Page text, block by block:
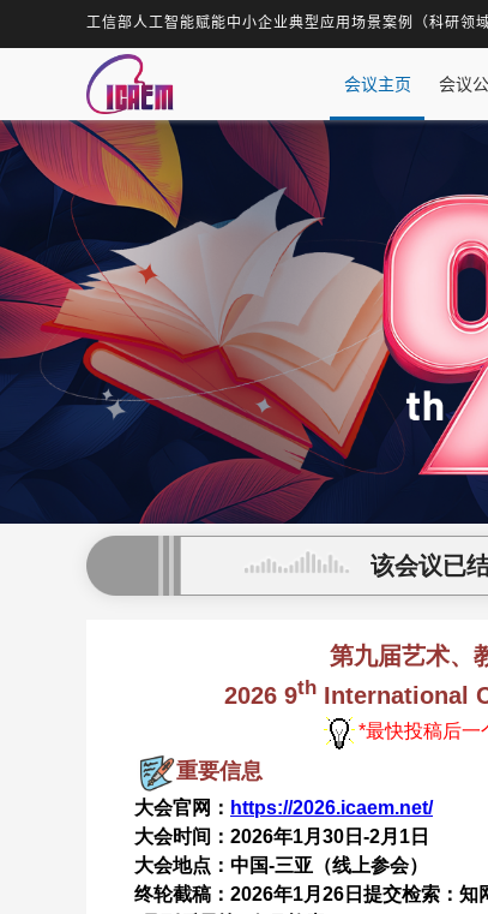
工信部人工智能赋能中小企业典型应用场景案例（科研领域
会议主页 会议
该会议已
第九届艺术、
2026 9thInternational
*最快投稿后一
重要信息
大会官网： https://2026.icaem.net/
大会时间：2026年1月30日-2月1日
大会地点：中国-三亚（线上参会）
终轮截稿：2026年1月26日 提交检索：知